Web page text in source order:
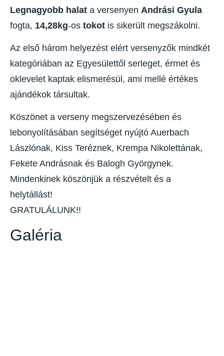
Legnagyobb halat a versenyen Andrási Gyula
fogta, 14,28kg-os tokot is sikerült megszákolni.
Az első három helyezést elért versenyzők mindkét
kategóriában az Egyesülettől serleget, érmet és
oklevelet kaptak elismerésül, ami mellé értékes
ajándékok társultak.
Köszönet a verseny megszervezésében és
lebonyolításában segítséget nyújtó Auerbach
Lászlónak, Kiss Teréznek, Krempa Nikolettának,
Fekete Andrásnak és Balogh Györgynek.
Mindenkinek köszönjük a részvételt és a
helytállást!
GRATULÁLUNK!!
Galéria